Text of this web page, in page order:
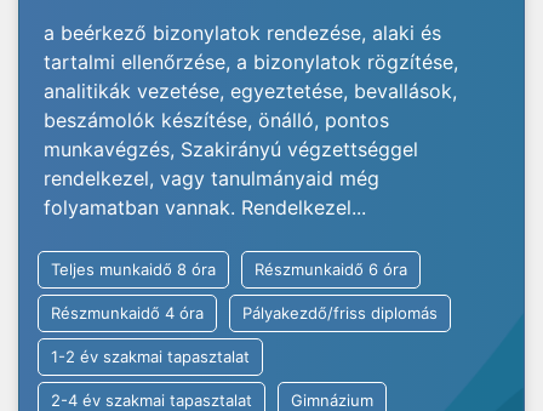
a beérkező bizonylatok rendezése, alaki és
tartalmi ellenőrzése, a bizonylatok rögzítése,
analitikák vezetése, egyeztetése, bevallások,
beszámolók készítése, önálló, pontos
munkavégzés, Szakirányú végzettséggel
rendelkezel, vagy tanulmányaid még
folyamatban vannak. Rendelkezel...
Teljes munkaidő 8 óra Részmunkaidő 6 óra
Részmunkaidő 4 óra Pályakezdő/friss diplomás
1-2 év szakmai tapasztalat
2-4 év szakmai tapasztalat Gimnázium